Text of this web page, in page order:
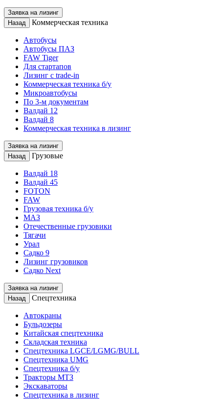
Заявка на лизинг
Назад
Коммерческая техника
Автобусы
Автобусы ПАЗ
FAW Tiger
Для стартапов
Лизинг с trade-in
Коммерческая техника б/у
Микроавтобусы
По 3-м документам
Валдай 12
Валдай 8
Коммерческая техника в лизинг
Заявка на лизинг
Назад
Грузовые
Валдай 18
Валдай 45
FOTON
FAW
Грузовая техника б/у
МАЗ
Отечественные грузовики
Тягачи
Урал
Садко 9
Лизинг грузовиков
Садко Next
Заявка на лизинг
Назад
Спецтехника
Автокраны
Бульдозеры
Китайская спецтехника
Складская техника
Спецтехника LGCE/LGMG/BULL
Спецтехника UMG
Спецтехника б/у
Тракторы МТЗ
Экскаваторы
Спецтехника в лизинг